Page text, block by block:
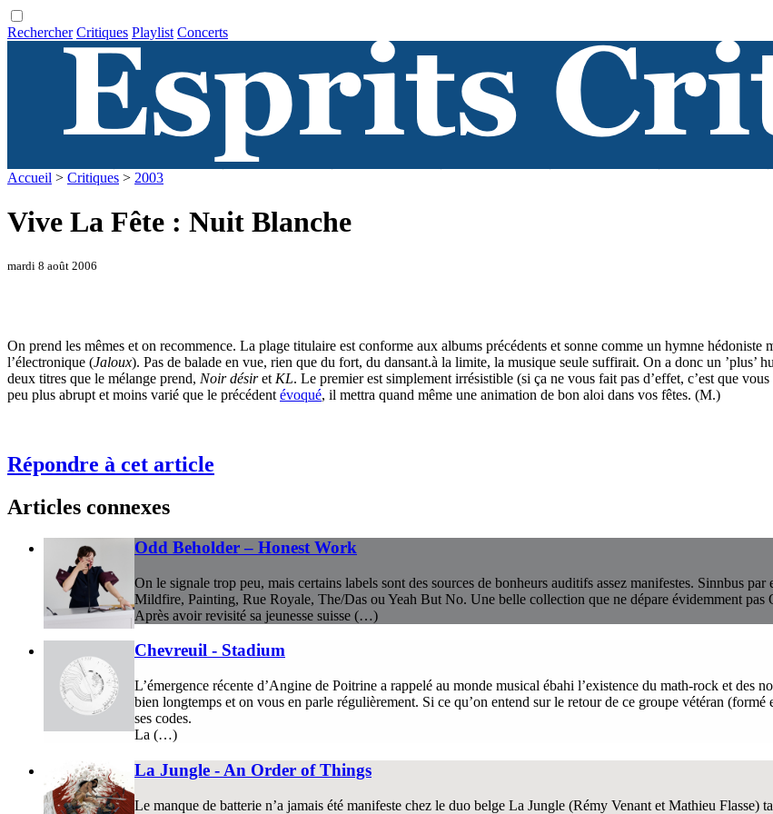
Rechercher Critiques Playlist Concerts
Accueil > Critiques > 2003
Vive La Fête : Nuit Blanche
mardi 8 août 2006
On prend les mêmes et on recommence. La plage titulaire est conforme aux albums précédents et sonne comme un hymne hédoniste
l’électronique (Jaloux). Pas de balade en vue, rien que du fort, du dansant.à la limite, la musique seule suffirait. On a donc un ’plus’
deux titres que le mélange prend, Noir désiret KL. Le premier est simplement irrésistible (si ça ne vous fait pas d’effet, c’est que
peu plus abrupt et moins varié que le précédent évoqué, il mettra quand même une animation de bon aloi dans vos fêtes. (M.)
Répondre à cet article
Articles connexes
Odd Beholder – Honest Work
On le signale trop peu, mais certains labels sont des sources de bonheurs auditifs assez manifestes. Sinnbus
Mildfire, Painting, Rue Royale, The/Das ou Yeah But No. Une belle collection que ne dépare évidemment pas
Après avoir revisité sa jeunesse suisse (…)
Chevreuil - Stadium
L’émergence récente d’Angine de Poitrine a rappelé au monde musical ébahi l’existence du math-rock et des
bien longtemps et on vous en parle régulièrement. Si ce qu’on entend sur le retour de ce groupe vétéran
ses codes.
La (…)
La Jungle - An Order of Things
Le manque de batterie n’a jamais été manifeste chez le duo belge La Jungle (Rémy Venant et Mathieu